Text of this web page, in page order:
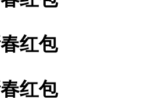
红包
红包